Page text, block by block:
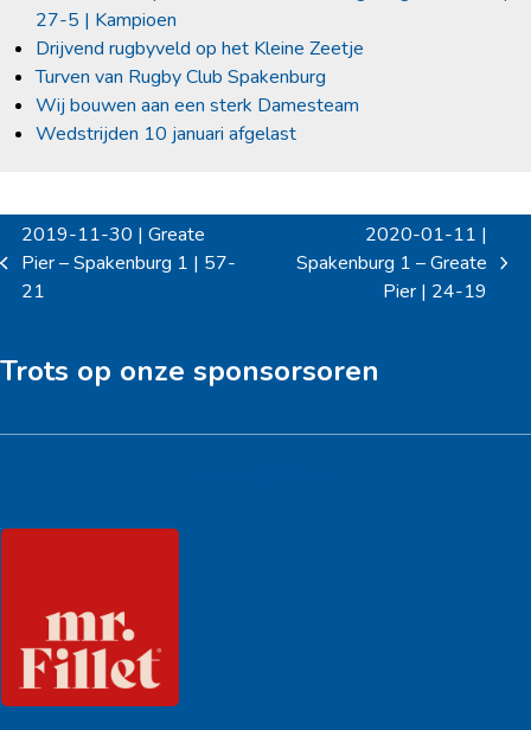
27-5 | Kampioen
Drijvend rugbyveld op het Kleine Zeetje
Turven van Rugby Club Spakenburg
Wij bouwen aan een sterk Damesteam
Wedstrijden 10 januari afgelast
previous
post:
2019-11-30 | Greate
Pier – Spakenburg 1 | 57-
21
next
2020-01-11 |
Spakenburg 1 – Greate
Pier | 24-19
Trots op onze sponsorsoren